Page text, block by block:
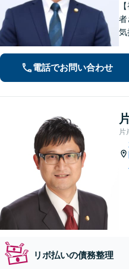
者
気
応
談
電話でお問い合わせ
片
リボ払いの債務整理